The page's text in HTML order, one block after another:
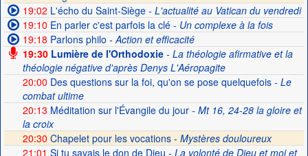
19:02 L'écho du Saint-Siège- L'actualité au Vatican du vendredi
19:10 En parler c'est parfois la clé- Un complexe à la fois
19:18 Parlons philo - Action et efficacité
19:30Lumière de l'Orthodoxie- La théologie afirmative et la
théologie négative d'après Denys L'Aéropagite
20:00 Des questions sur la foi, qu'on se pose quelquefois- Le
combat ultime
20:13 Méditation sur l'Évangile du jour- Mt 16, 24-28 la gloire et
la croix
20:30 Chapelet pour les vocations - Mystères douloureux
21:01 Si tu savais le don de Dieu - La volonté de Dieu et moi et